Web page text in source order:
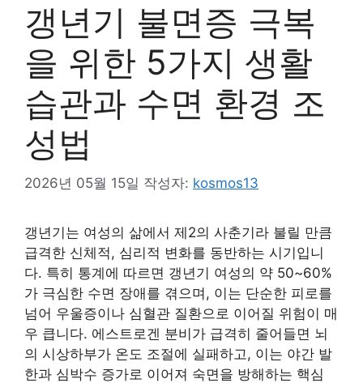
갱년기 불면증 극복
을 위한 5가지 생활
습관과 수면 환경 조
성법
2026년 05월 15일 작성자: kosmos13
갱년기는 여성의 삶에서 제2의 사춘기라 불릴 만큼
급격한 신체적, 심리적 변화를 동반하는 시기입니
다. 특히 통계에 따르면 갱년기 여성의 약 50~60%
가 극심한 수면 장애를 겪으며, 이는 단순한 피로를
넘어 우울증이나 심혈관 질환으로 이어질 위험이 매
우 큽니다. 에스트로겐 분비가 급격히 줄어들면 뇌
의 시상하부가 온도 조절에 실패하고, 이는 야간 발
한과 심박수 증가로 이어져 숙면을 방해하는 핵심